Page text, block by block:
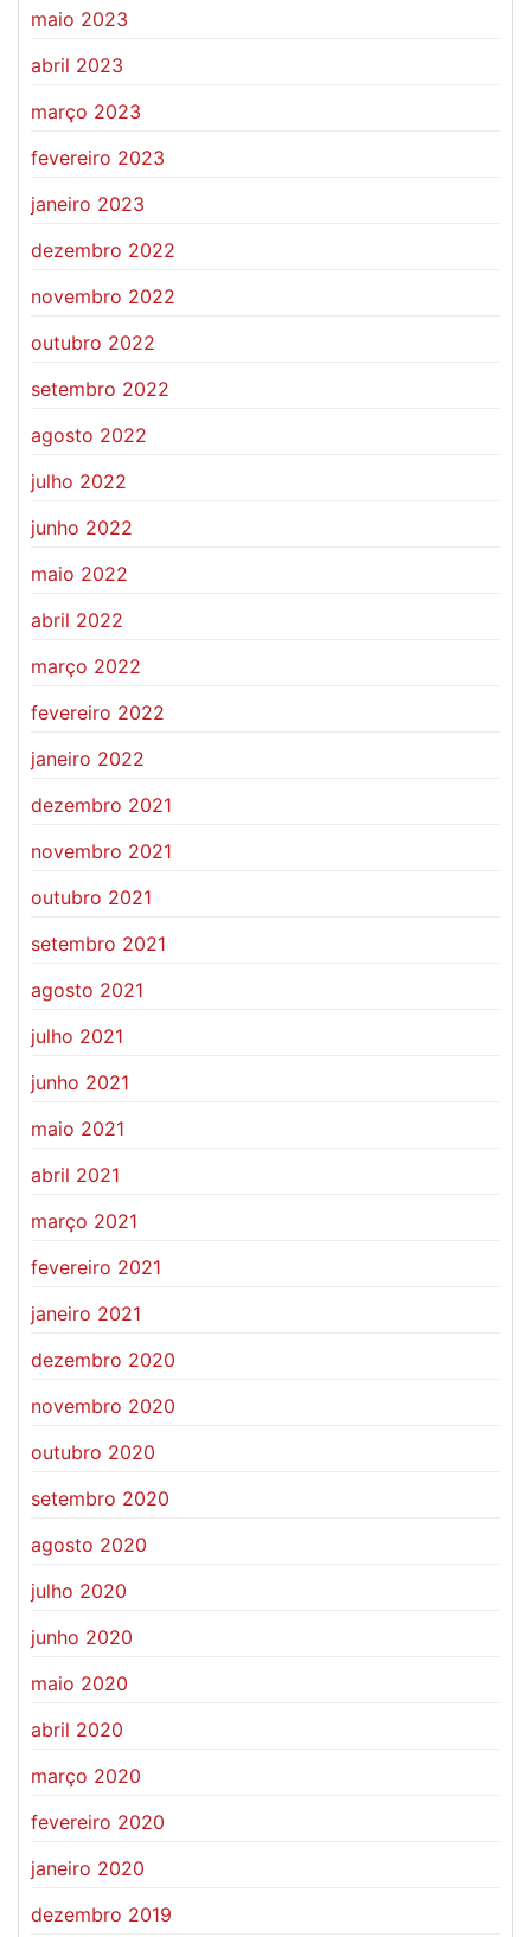
maio 2023
abril 2023
março 2023
fevereiro 2023
janeiro 2023
dezembro 2022
novembro 2022
outubro 2022
setembro 2022
agosto 2022
julho 2022
junho 2022
maio 2022
abril 2022
março 2022
fevereiro 2022
janeiro 2022
dezembro 2021
novembro 2021
outubro 2021
setembro 2021
agosto 2021
julho 2021
junho 2021
maio 2021
abril 2021
março 2021
fevereiro 2021
janeiro 2021
dezembro 2020
novembro 2020
outubro 2020
setembro 2020
agosto 2020
julho 2020
junho 2020
maio 2020
abril 2020
março 2020
fevereiro 2020
janeiro 2020
dezembro 2019